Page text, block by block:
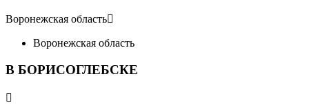
Воронежская область
Воронежская область
В БОРИСОГЛЕБСКЕ
